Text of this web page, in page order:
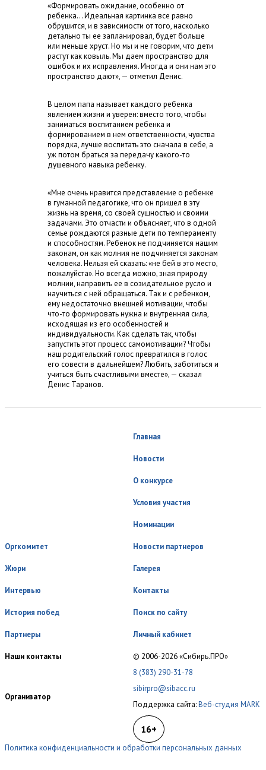
«Формировать ожидание, особенно от
ребенка… Идеальная картинка все равно
обрушится, и в зависимости от того, насколько
детально ты ее запланировал, будет больше
или меньше хруст. Но мы и не говорим, что дети
растут как ковыль. Мы даем пространство для
ошибок и их исправления. Иногда и они нам это
пространство дают», — отметил Денис.
В целом папа называет каждого ребенка
явлением жизни и уверен: вместо того, чтобы
заниматься воспитанием ребенка и
формированием в нем ответственности, чувства
порядка, лучше воспитать это сначала в себе, а
уж потом браться за передачу какого-то
душевного навыка ребенку.
«Мне очень нравится представление о ребенке
в гуманной педагогике, что он пришел в эту
жизнь на время, со своей сущностью и своими
задачами. Это отчасти и объясняет, что в одной
семье рождаются разные дети по темпераменту
и способностям. Ребенок не подчиняется нашим
законам, он как молния не подчиняется законам
человека. Нельзя ей сказать: «не бей в это место,
пожалуйста». Но всегда можно, зная природу
молнии, направить ее в созидательное русло и
научиться с ней обращаться. Так и с ребенком,
ему недостаточно внешней мотивации, чтобы
что-то формировать нужна и внутренняя сила,
исходящая из его особенностей и
индивидуальности. Как сделать так, чтобы
запустить этот процесс самомотивации? Чтобы
наш родительский голос превратился в голос
его совести в дальнейшем? Любить, заботиться и
учиться быть счастливыми вместе», — сказал
Денис Таранов.
Главная
Новости
О конкурсе
Условия участия
Номинации
Оргкомитет
Жюри
Интервью
История побед
Партнеры
Новости партнеров
Галерея
Контакты
Поиск по сайту
Личный кабинет
Наши контакты
Организатор
© 2006-2026 «Сибирь.ПРО»
8 (383) 290-31-78
sibirpro@sibacc.ru
Поддержка сайта:Веб-студия MARK
16+
Политика конфиденциальности и обработки персональных данных